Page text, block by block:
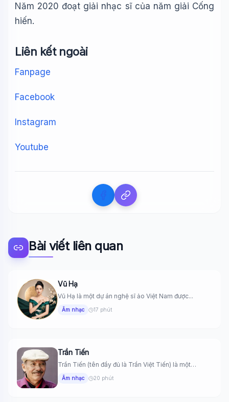
Năm 2020 đoạt giải nhạc sĩ của năm giải Cống
hiến.
Liên kết ngoài
Fanpage
Facebook
Instagram
Youtube
Bài viết liên quan
Vũ Hạ
Vũ Hạ là một dự án nghệ sĩ ảo Việt Nam được...
Âm nhạc 17 phút
Trần Tiến
Trần Tiến (tên đầy đủ là Trần Việt Tiến) là một
trong...
Âm nhạc 20 phút